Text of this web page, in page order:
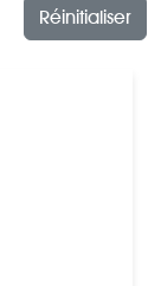
Réinitialiser